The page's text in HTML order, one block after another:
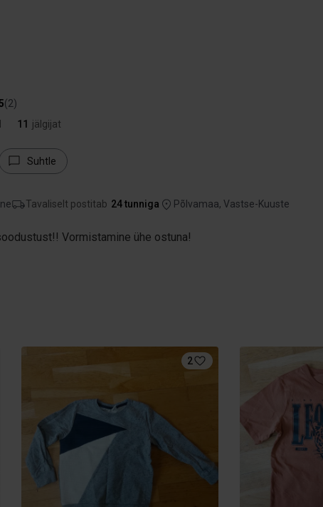
(2)
11 jälgijat
Suhtle
Tavaliselt postitab 24 tunniga Põlvamaa, Vastse-Kuuste
Vormistamine ühe ostuna!
2